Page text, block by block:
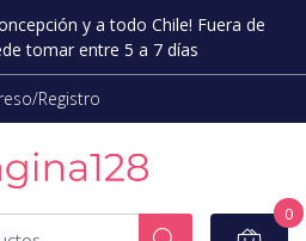
y a todo Chile! Fuera de
tomar entre 5 a 7 días
Registro
0